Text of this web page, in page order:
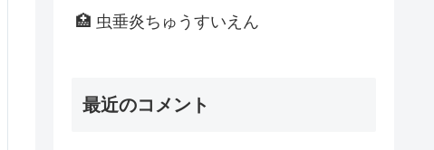
🏥 虫垂炎ちゅうすいえん
最近のコメント